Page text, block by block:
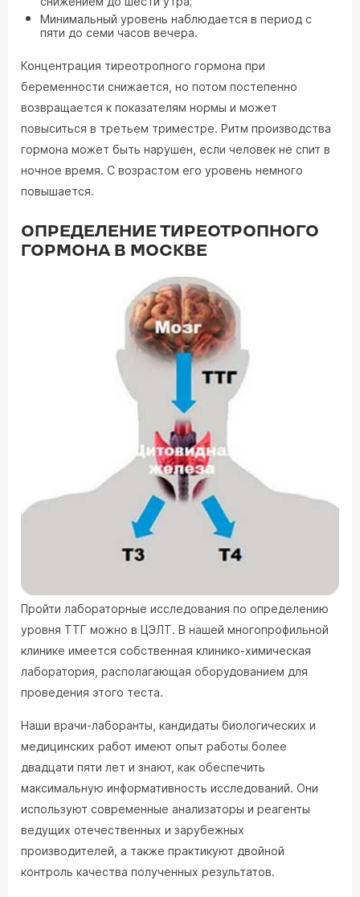
Минимальный уровень наблюдается в период с
пяти до семи часов вечера.
Концентрация тиреотропного гормона при
беременности снижается, но потом постепенно
возвращается к показателям нормы и может
повыситься в третьем триместре. Ритм производства
гормона может быть нарушен, если человек не спит в
ночное время. С возрастом его уровень немного
повышается.
ОПРЕДЕЛЕНИЕ ТИРЕОТРОПНОГО
ГОРМОНА В МОСКВЕ
Пройти лабораторные исследования по определению
уровня ТТГ можно в ЦЭЛТ. В нашей многопрофильной
клинике имеется собственная клинико-химическая
лаборатория, располагающая оборудованием для
проведения этого теста.
Наши врачи-лаборанты, кандидаты биологических и
медицинских работ имеют опыт работы более
двадцати пяти лет и знают, как обеспечить
максимальную информативность исследований. Они
используют современные анализаторы и реагенты
ведущих отечественных и зарубежных
производителей, а также практикуют двойной
контроль качества полученных результатов.